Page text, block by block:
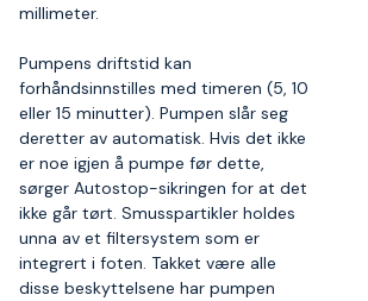
millimeter.
Pumpens driftstid kan
forhåndsinnstilles med timeren (5, 10
eller 15 minutter). Pumpen slår seg
deretter av automatisk. Hvis det ikke
er noe igjen å pumpe før dette,
sørger Autostop-sikringen for at det
ikke går tørt. Smusspartikler holdes
unna av et filtersystem som er
integrert i foten. Takket være alle
disse beskyttelsene har pumpen